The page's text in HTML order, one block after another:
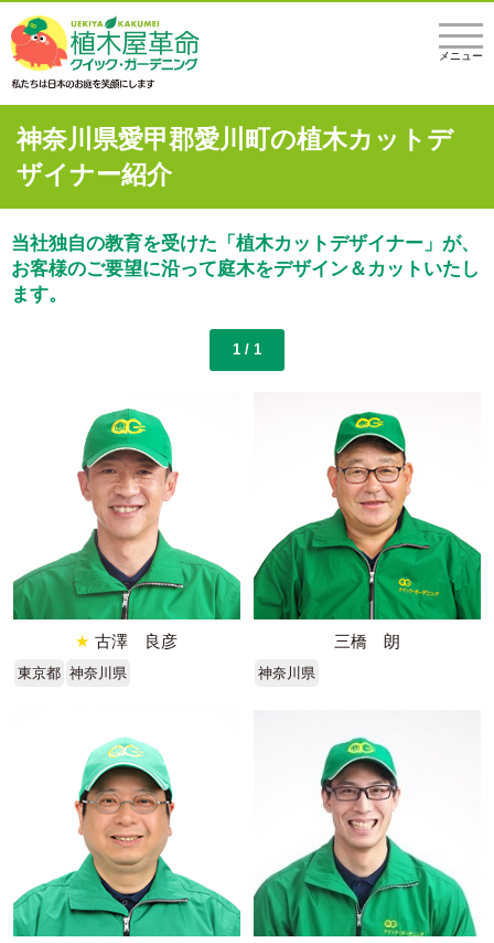
メニュー
神奈川県愛甲郡愛川町の植木カットデ
ザイナー紹介
当社独自の教育を受けた「植木カットデザイナー」が、
お客様のご要望に沿って庭木をデザイン＆カットいたし
ます。
1 / 1
★ 古澤 良彦
東京都 神奈川県
三橋 朗
神奈川県